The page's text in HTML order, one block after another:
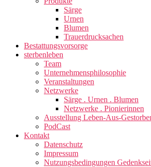
Särge
Urnen
Blumen
Trauerdrucksachen
Bestattungsvorsorge
sterbenleben
Team
Unternehmensphilosophie
Veranstaltungen
Netzwerke
Särge . Urnen . Blumen
Netzwerke . Pionierinnen
Ausstellung Leben-Aus-
PodCast
Kontakt
Datenschutz
Impressum
Nutzungsbedingungen